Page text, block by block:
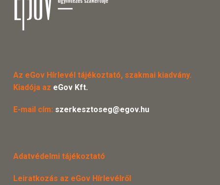
Az eGov Hírlevél tájékoztató, szakmai kiadvány.
Kiadója az eGov Kft.
E-mail cím: szerkesztoseg@egov.hu
Adatvédelmi tájékoztató
Leiratkozás az eGov Hírlevélről